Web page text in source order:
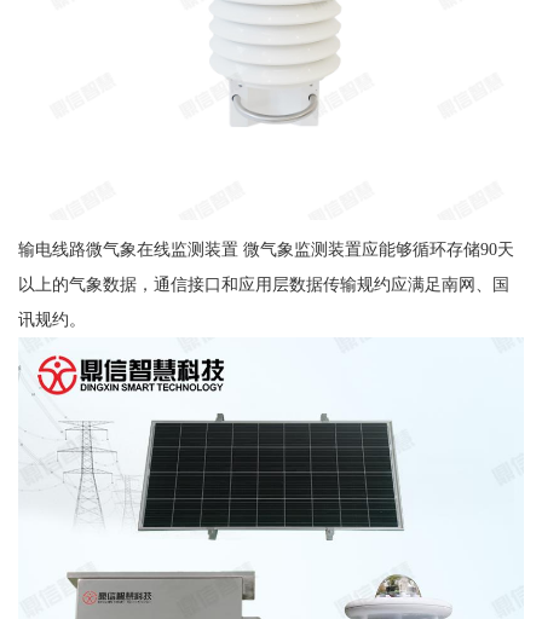
输电线路微气象在线监测装置 微气象监测装置应能够循环存储90天
以上的气象数据，通信接口和应用层数据传输规约应满足南网、国
讯规约。